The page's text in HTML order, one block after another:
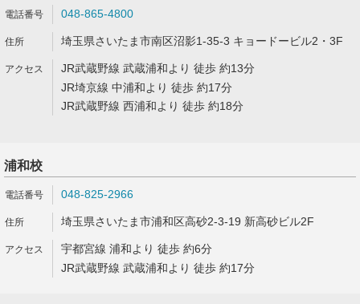
048-865-4800
埼玉県さいたま市南区沼影1-35-3 キョードービル2・3F
JR武蔵野線 武蔵浦和より 徒歩 約13分
JR埼京線 中浦和より 徒歩 約17分
JR武蔵野線 西浦和より 徒歩 約18分
浦和校
048-825-2966
埼玉県さいたま市浦和区高砂2-3-19 新高砂ビル2F
宇都宮線 浦和より 徒歩 約6分
JR武蔵野線 武蔵浦和より 徒歩 約17分